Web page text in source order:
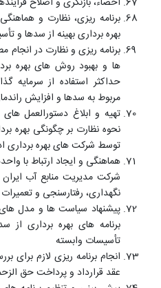
برنامه ریزی، نظارت و
بهره برداری بهینه از سدها و
برنامه ریزی و نظارت در انجام
ها و بهبود روش های بهره
حداکثر استفاده از سرمایه
مربوط به سدها و افزایش
تهیه و ابلاغ دستورالعمل
نحوه نظارت بر چگونگی بهره
توسط شرکت های بهره برداری
هماهنگی و ایجاد ارتباط با
شرکت مدیریت منابع آب ایران
نگهداری، رفتارسنجی و
پیشنهاد سیاست ها و مدل
برنامه های بهره برداری از
تأسیسات وابسته
انجام برنامه ریزی لازم برای
عقد قرارداد و پرداخت حق